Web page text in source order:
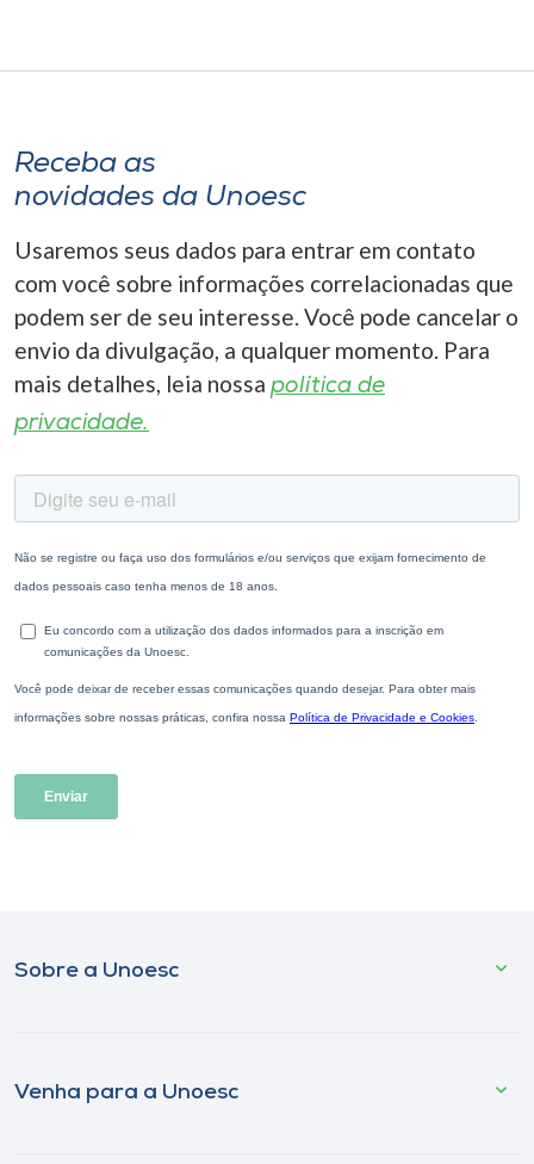
Receba as
novidades da Unoesc
Usaremos seus dados para entrar em contato
com você sobre informações correlacionadas que
podem ser de seu interesse. Você pode cancelar o
envio da divulgação, a qualquer momento. Para
mais detalhes, leia nossa política de
privacidade.
Sobre a Unoesc
Venha para a Unoesc